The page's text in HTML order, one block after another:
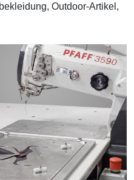
Outdoor-Artikel,